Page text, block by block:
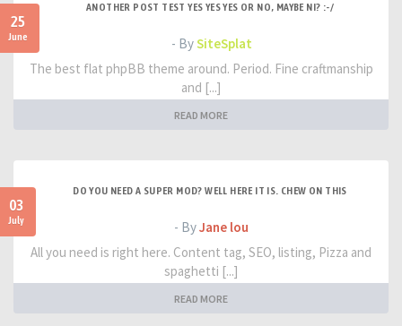
25
June
ANOTHER POST TEST YES YES YES OR NO, MAYBE NI? :-/
- BySiteSplat
The best flat phpBB theme around. Period. Fine craftmanship
and [...]
READ MORE
03
July
DO YOU NEED A SUPER MOD? WELL HERE IT IS. CHEW ON THIS
- ByJane lou
All you need is right here. Content tag, SEO, listing, Pizza and
spaghetti [...]
READ MORE